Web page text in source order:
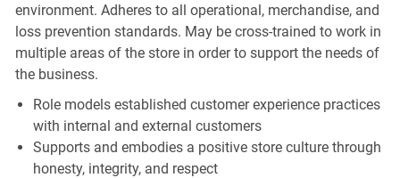
environment. Adheres to all operational, merchandise, and
loss prevention standards. May be cross-trained to work in
multiple areas of the store in order to support the needs of
the business.
Role models established customer experience practices
with internal and external customers
Supports and embodies a positive store culture through
honesty, integrity, and respect